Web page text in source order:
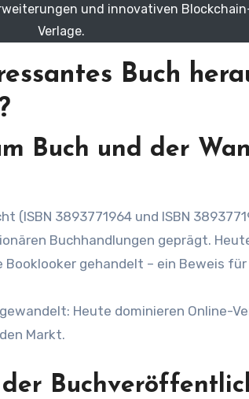
und innovativen
Verlage.
Buch
Buch und der
Buchhandlungen geprägt.
Booklooker gehandelt – ein Beweis
Heute dominieren Online-
Markt.